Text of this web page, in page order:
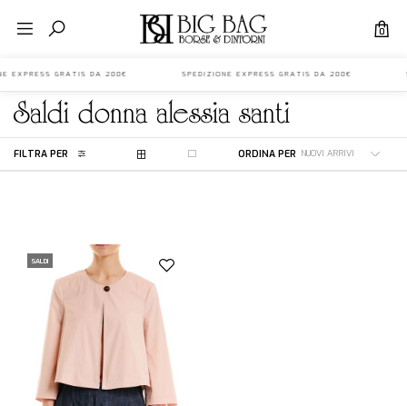
0
EXPRESS GRATIS DA 200€ SPEDIZIONE EXPRESS GRATIS DA 200€
saldi donnaalessia santi
FILTRA PER ORDINA PER
SALDI